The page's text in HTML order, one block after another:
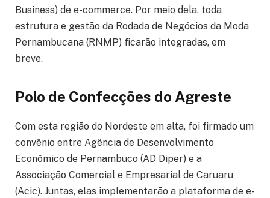
Business) de e-commerce. Por meio dela, toda
estrutura e gestão da Rodada de Negócios da Moda
Pernambucana (RNMP) ficarão integradas, em
breve.
Polo de Confecções do Agreste
Com esta região do Nordeste em alta, foi firmado um
convênio entre Agência de Desenvolvimento
Econômico de Pernambuco (AD Diper) e a
Associação Comercial e Empresarial de Caruaru
(Acic). Juntas, elas implementarão a plataforma de e-